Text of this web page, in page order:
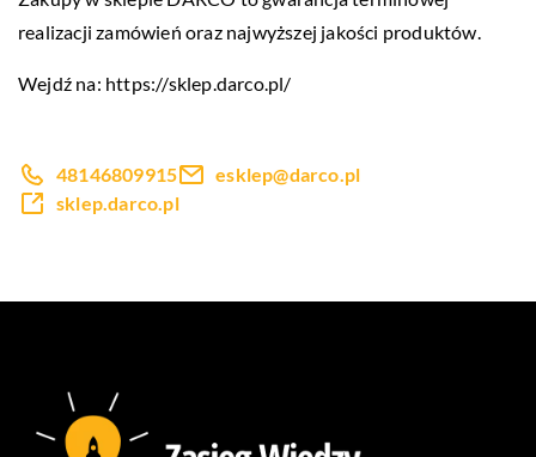
realizacji zamówień oraz najwyższej jakości produktów.
Wejdź na: https://sklep.darco.pl/
48146809915
esklep@darco.pl
sklep.darco.pl